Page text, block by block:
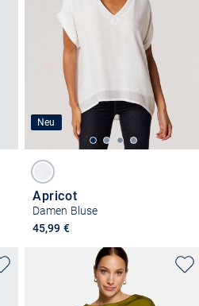
Neu
Apricot
Damen Bluse
45,99 €